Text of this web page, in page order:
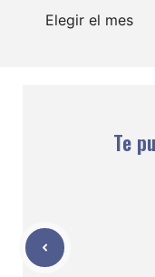
Archivos
Te